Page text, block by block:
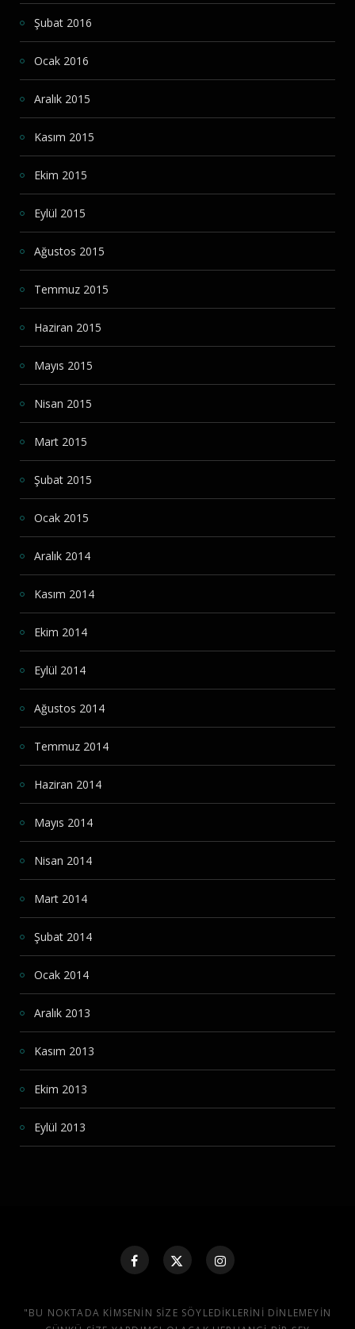
Şubat 2016
Ocak 2016
Aralık 2015
Kasım 2015
Ekim 2015
Eylül 2015
Ağustos 2015
Temmuz 2015
Haziran 2015
Mayıs 2015
Nisan 2015
Mart 2015
Şubat 2015
Ocak 2015
Aralık 2014
Kasım 2014
Ekim 2014
Eylül 2014
Ağustos 2014
Temmuz 2014
Haziran 2014
Mayıs 2014
Nisan 2014
Mart 2014
Şubat 2014
Ocak 2014
Aralık 2013
Kasım 2013
Ekim 2013
Eylül 2013
"BU NOKTADA KIMSENIN SIZE SÖYLEDIKLERINI DINLEMEYIN